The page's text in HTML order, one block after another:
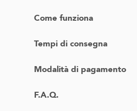
Come funziona
Tempi di consegna
Modalità di pagamento
F.A.Q.